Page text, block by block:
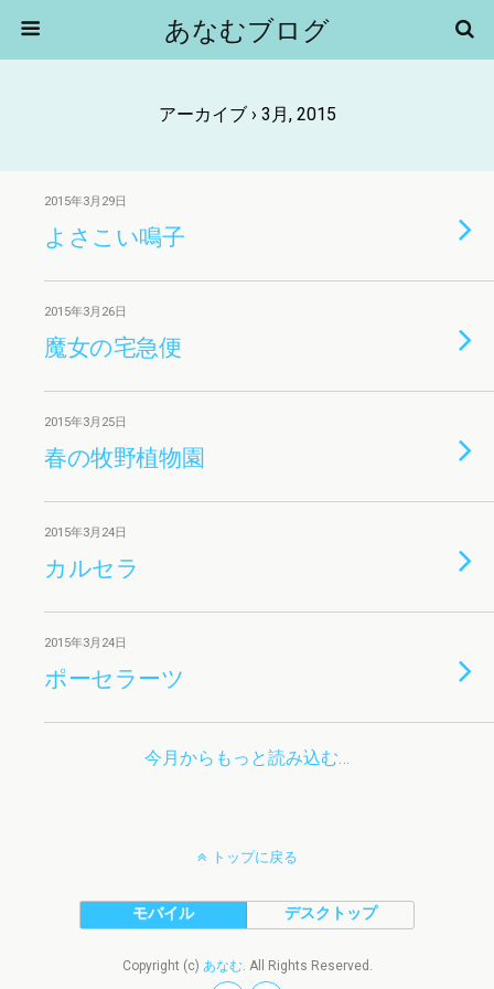
あなむブログ
アーカイブ › 3月, 2015
2015年3月29日
よさこい鳴子
2015年3月26日
魔女の宅急便
2015年3月25日
春の牧野植物園
2015年3月24日
カルセラ
2015年3月24日
ポーセラーツ
今月からもっと読み込む…
トップに戻る
モバイル デスクトップ
Copyright (c) あなむ. All Rights Reserved.